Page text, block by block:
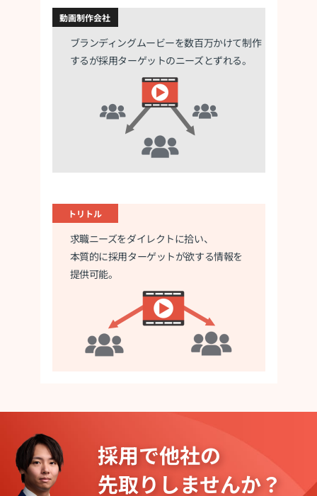
動画制作会社
ブランディングムービーを数百万かけて制作
するが採用ターゲットのニーズとずれる。
トリトル
求職ニーズをダイレクトに拾い、
本質的に採用ターゲットが欲する情報を
提供可能。
採用で他社の
先取りしませんか？